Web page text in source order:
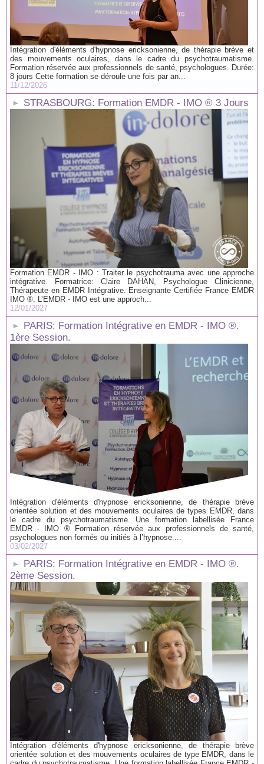
Intégration d'éléments d'hypnose ericksonienne, de thérapie brève et
des mouvements oculaires, dans le cadre du psychotraumatisme.
Formation réservée aux professionnels de santé, psychologues. Durée:
8 jours Cette formation se déroule une fois par an...
11/12/2026
STRASBOURG: Formation EMDR - IMO ® 3 Jours
Formation EMDR - IMO : Traiter le psychotrauma avec une approche
intégrative. Formatrice: Claire DAHAN, Psychologue Clinicienne,
Thérapeute en EMDR Intégrative. Enseignante Certifiée France EMDR
IMO ®. L’EMDR - IMO est une approch...
12/01/2027
PARIS: Formation Intégrative en EMDR - IMO ®.
1ère Session.
Intégration d'éléments d'hypnose ericksonienne, de thérapie brève
orientée solution et des mouvements oculaires de types EMDR, dans
le cadre du psychotraumatisme. Une formation labellisée France
EMDR - IMO ® Formation réservée aux professionnels de santé,
psychologues non formés ou initiés à l’hypnose....
03/02/2027
PARIS: Formation Intégrative en EMDR - IMO ®.
2ème Session.
Intégration d'éléments d'hypnose ericksonienne, de thérapie brève
orientée solution et des mouvements oculaires de type EMDR, dans le